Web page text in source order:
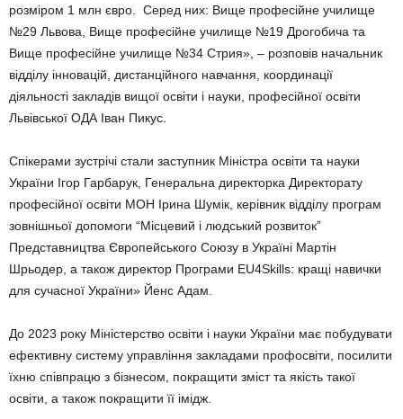
розміром 1 млн євро. Серед них: Вище професійне училище
№29 Львова, Вище професійне училище №19 Дрогобича та
Вище професійне училище №34 Стрия», – розповів начальник
відділу інновацій, дистанційного навчання, координації
діяльності закладів вищої освіти і науки, професійної освіти
Львівської ОДА Іван Пикус.
Спікерами зустрічі стали заступник Міністра освіти та науки
України Ігор Гарбарук, Генеральна директорка Директорату
професійної освіти МОН Ірина Шумік, керівник відділу програм
зовнішньої допомоги “Місцевий і людський розвиток”
Представництва Європейського Союзу в Україні Мартін
Шрьодер, а також директор Програми EU4Skills: кращі навички
для сучасної України» Йенс Адам.
До 2023 року Міністерство освіти і науки України має побудувати
ефективну систему управління закладами профосвіти, посилити
їхню співпрацю з бізнесом, покращити зміст та якість такої
освіти, а також покращити її імідж.